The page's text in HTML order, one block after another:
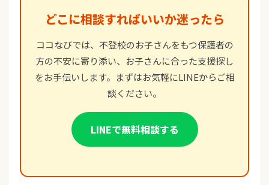
どこに相談すればいいか迷ったら
ココなびでは、不登校のお子さんをもつ保護者の
方の不安に寄り添い、お子さんに合った支援探し
をお手伝いします。まずはお気軽にLINEからご相
談ください。
LINEで無料相談する